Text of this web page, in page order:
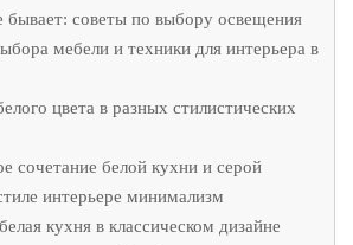
бывает: советы по выбору освещения
мебели и техники для интерьера в
цвета в разных стилистических
сочетание белой кухни и серой
интерьере минимализм
кухня в классическом дизайне